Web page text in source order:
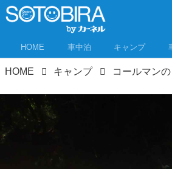
HOME 車中泊 キャンプ
HOME キャンプ